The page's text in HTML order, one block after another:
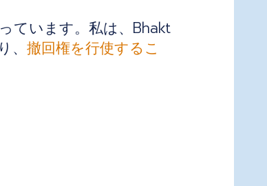
ています。私は、Bhakt
、 撤回権を行使するこ